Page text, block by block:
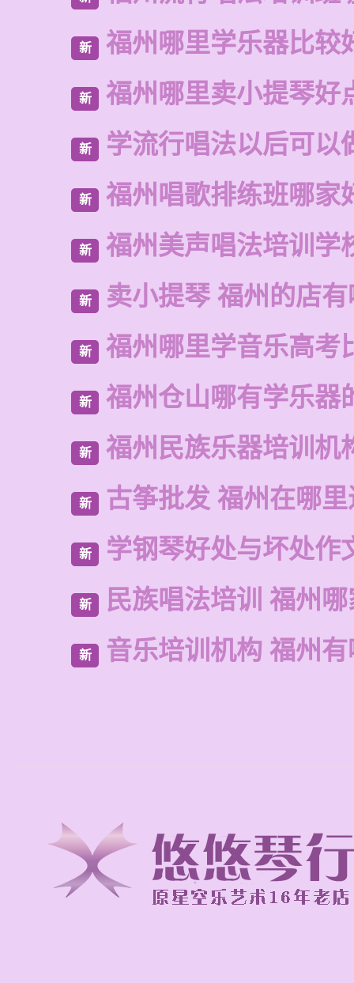
新 福州哪里学乐器比较
新 福州哪里卖小提琴好
新 学流行唱法以后可以
新 福州唱歌排练班哪家
新 福州美声唱法培训学
新 卖小提琴 福州的店
新 福州哪里学音乐高考
新 福州仓山哪有学乐器
新 福州民族乐器培训机
新 古筝批发 福州在哪
新 学钢琴好处与坏处作
新 民族唱法培训 福州
新 音乐培训机构 福州